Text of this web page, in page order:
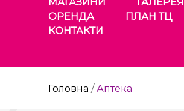
ОРЕНДА
ПЛАН ТЦ
КОНТАКТИ
Головна /Аптека